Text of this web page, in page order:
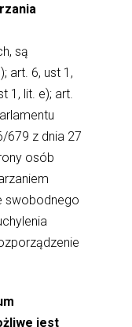
są
art. 6, ust 1,
1, lit. e); art.
679 z dnia 27
osób
swobodnego
jest